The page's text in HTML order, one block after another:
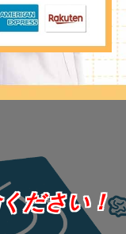
ださい！